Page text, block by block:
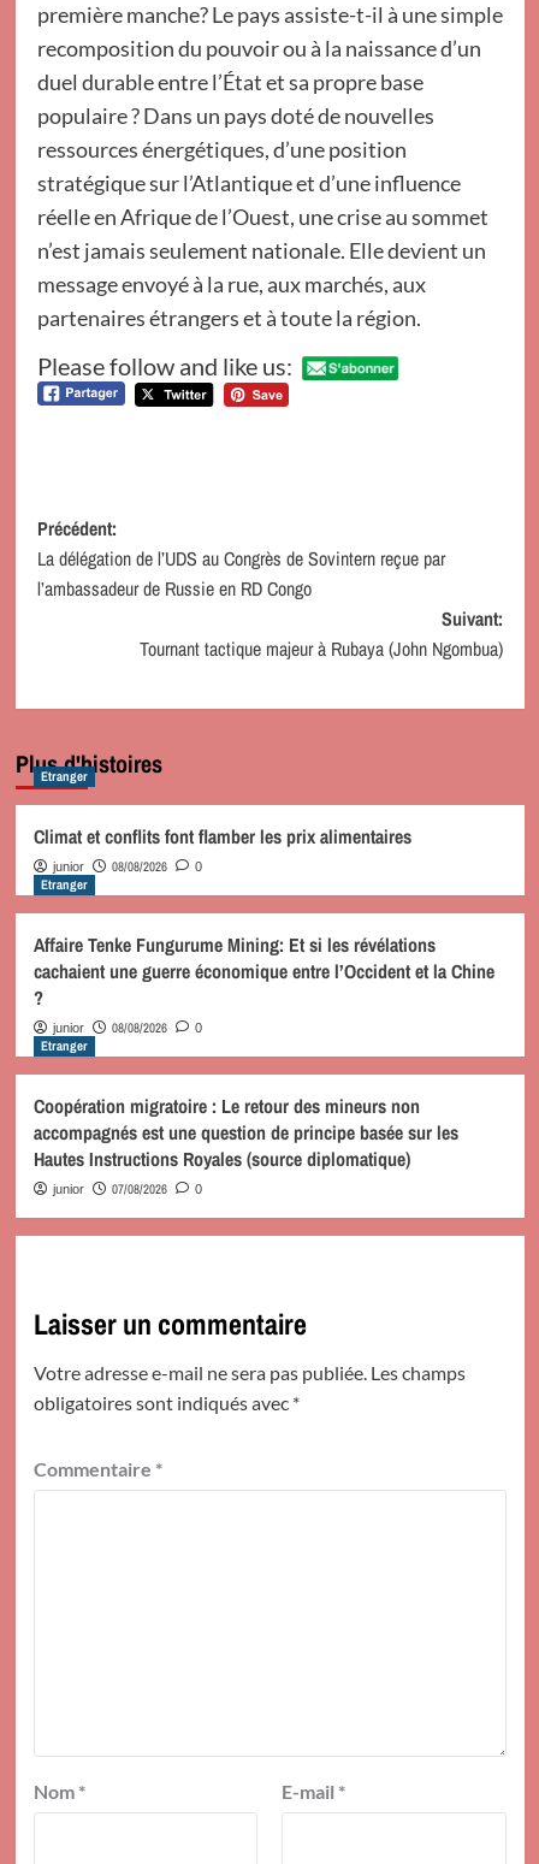
première manche? Le pays assiste-t-il à une simple
recomposition du pouvoir ou à la naissance d’un
duel durable entre l’État et sa propre base
populaire ? Dans un pays doté de nouvelles
ressources énergétiques, d’une position
stratégique sur l’Atlantique et d’une influence
réelle en Afrique de l’Ouest, une crise au sommet
n’est jamais seulement nationale. Elle devient un
message envoyé à la rue, aux marchés, aux
partenaires étrangers et à toute la région.
Please follow and like us:
Navigation
d’article
Précédent:
La délégation de l’UDS au Congrès de Sovintern reçue par
l’ambassadeur de Russie en RD Congo
Suivant:
Tournant tactique majeur à Rubaya (John Ngombua)
Plus d'histoires
Etranger
Climat et conflits font flamber les prix alimentaires
junior 08/08/2026 0
Etranger
Affaire Tenke Fungurume Mining: Et si les révélations
cachaient une guerre économique entre l’Occident et la Chine
?
junior 08/08/2026 0
Etranger
Coopération migratoire : Le retour des mineurs non
accompagnés est une question de principe basée sur les
Hautes Instructions Royales (source diplomatique)
junior 07/08/2026 0
Laisser un commentaire
Votre adresse e-mail ne sera pas publiée. Les champs
obligatoires sont indiqués avec *
Commentaire *
Nom * E-mail *